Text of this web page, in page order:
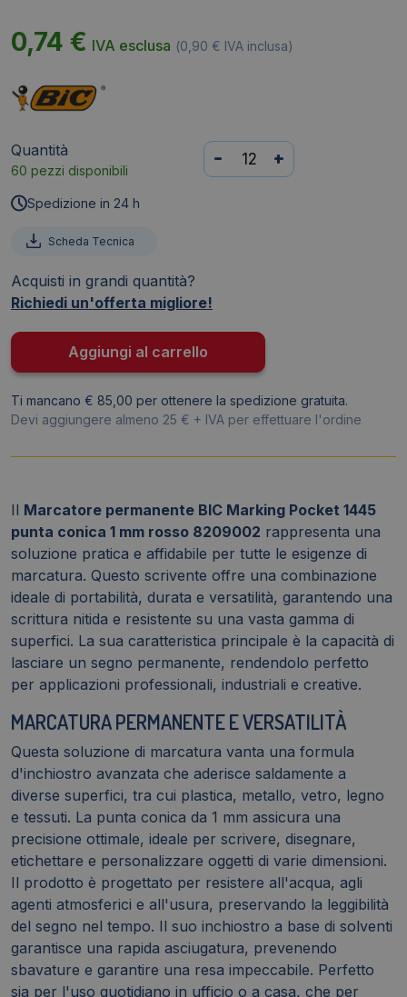
0,74 € IVA esclusa (0,90 € IVA inclusa)
Quantità
60 pezzi disponibili
Permanent
Marker
tonda
1,1
mm
8209001
- +
Spedizione in 24 h
Scheda Tecnica
Acquisti in grandi quantità?
Richiedi un'offerta migliore!
Aggiungi al carrello
Ti mancano € 85,00 per ottenere la spedizione gratuita.
Devi aggiungere almeno 25 € + IVA per effettuare l'ordine
Il Marcatore permanente BIC Marking Pocket 1445
punta conica 1 mm rosso 8209002 rappresenta una
soluzione pratica e affidabile per tutte le esigenze di
marcatura. Questo scrivente offre una combinazione
ideale di portabilità, durata e versatilità, garantendo una
scrittura nitida e resistente su una vasta gamma di
superfici. La sua caratteristica principale è la capacità di
lasciare un segno permanente, rendendolo perfetto
per applicazioni professionali, industriali e creative.
MARCATURA PERMANENTE E VERSATILITÀ
Questa soluzione di marcatura vanta una formula
d'inchiostro avanzata che aderisce saldamente a
diverse superfici, tra cui plastica, metallo, vetro, legno
e tessuti. La punta conica da 1 mm assicura una
precisione ottimale, ideale per scrivere, disegnare,
etichettare e personalizzare oggetti di varie dimensioni.
Il prodotto è progettato per resistere all'acqua, agli
agenti atmosferici e all'usura, preservando la leggibilità
del segno nel tempo. Il suo inchiostro a base di solventi
garantisce una rapida asciugatura, prevenendo
sbavature e garantire una resa impeccabile. Perfetto
sia per l'uso quotidiano in ufficio o a casa, che per